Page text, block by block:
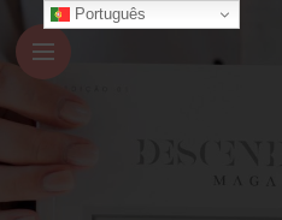
Português